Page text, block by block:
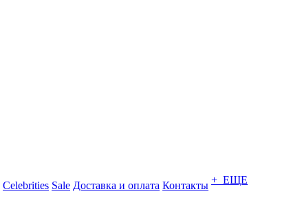
Celebrities Sale Доставка и оплата Контакты + ЕЩЕ